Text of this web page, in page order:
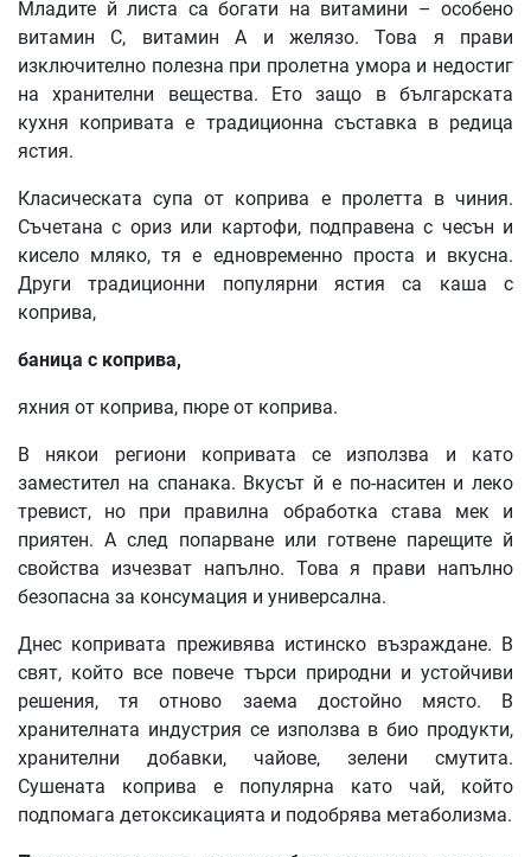
Младите й листа са богати на витамини – особено
витамин C, витамин A и желязо. Това я прави
изключително полезна при пролетна умора и недостиг
на хранителни вещества. Ето защо в българската
кухня копривата е традиционна съставка в редица
ястия.
Класическата супа от коприва е пролетта в чиния.
Съчетана с ориз или картофи, подправена с чесън и
кисело мляко, тя е едновременно проста и вкусна.
Други традиционни популярни ястия са каша с
коприва,
баница с коприва,
яхния от коприва, пюре от коприва.
В някои региони копривата се използва и като
заместител на спанака. Вкусът й е по-наситен и леко
тревист, но при правилна обработка става мек и
приятен. А след попарване или готвене парещите й
свойства изчезват напълно. Това я прави напълно
безопасна за консумация и универсална.
Днес копривата преживява истинско възраждане. В
свят, който все повече търси природни и устойчиви
решения, тя отново заема достойно място. В
хранителната индустрия се използва в био продукти,
хранителни добавки, чайове, зелени смутита.
Сушената коприва е популярна като чай, който
подпомага детоксикацията и подобрява метаболизма.